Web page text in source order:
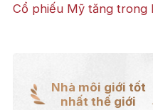
Cổ phiếu Mỹ tăng trong
Nhà môi giới tốt
nhất thế giới